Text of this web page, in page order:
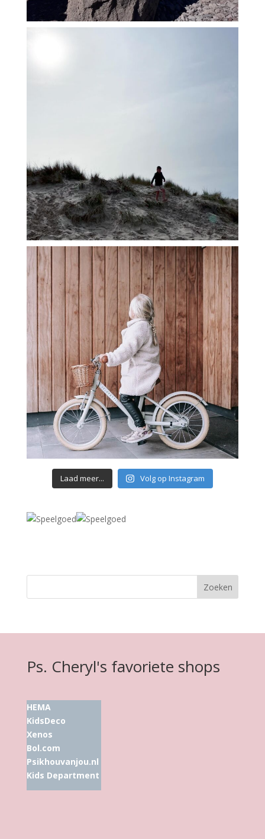
Laad meer... Volg op Instagram
Ps. Cheryl's favoriete shops
HEMA
KidsDeco
Xenos
Bol.com
Psikhouvanjou.nl
Kids Department